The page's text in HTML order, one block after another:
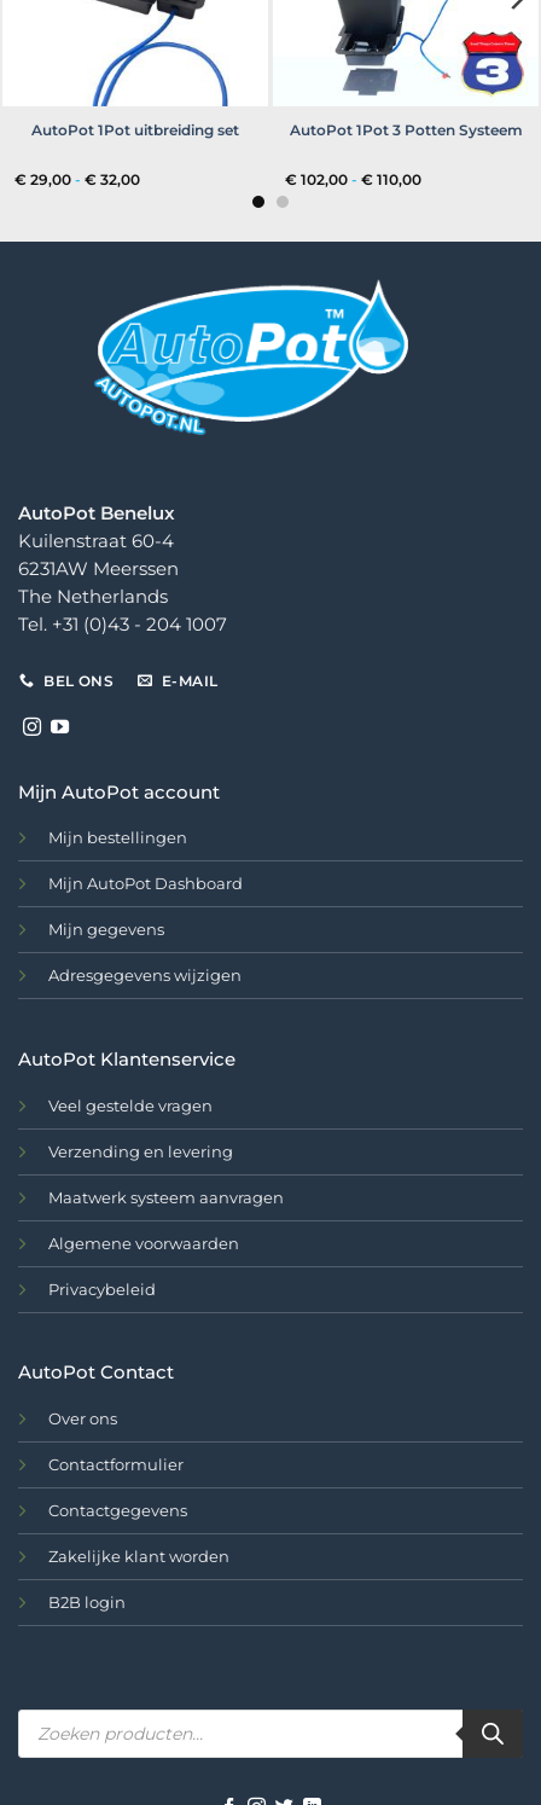
AutoPot 1Pot uitbreiding set
€ 29,00 - € 32,00Prijsklasse:
AutoPot 1Pot 3 Potten Systeem
€ 102,00 - € 110,00Prijsklasse:
AutoPot Benelux
Kuilenstraat 60-4
6231AW Meerssen
The Netherlands
Tel. +31 (0)43 - 204 1007
BEL ONS E-MAIL
Mijn AutoPot account
Mijn bestellingen
Mijn AutoPot Dashboard
Mijn gegevens
Adresgegevens wijzigen
AutoPot Klantenservice
Veel gestelde vragen
Verzending en levering
Maatwerk systeem aanvragen
Algemene voorwaarden
Privacybeleid
AutoPot Contact
Over ons
Contactformulier
Contactgegevens
Zakelijke klant worden
B2B login
Producten
zoeken